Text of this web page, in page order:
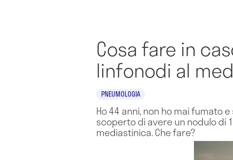
Cosa fare in
linfonodi al
PNEUMOLOGIA
Ho 44 anni, non ho mai fumato
scoperto di avere un nodulo di
mediastinica. Che fare?